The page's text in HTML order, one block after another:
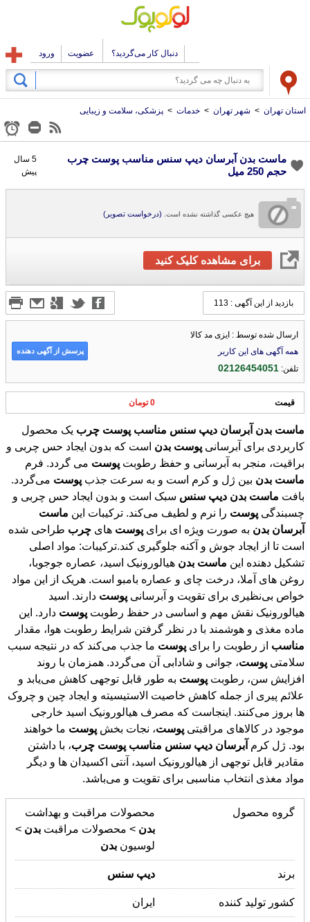
دنبال کار می‌گردید؟ عضویت ورود
استان تهران > شهر تهران > خدمات > پزشکی، سلامت و زیبایی
ماست بدن آبرسان دیپ سنس مناسب پوست چرب
حجم 250 میل
5 سال
پیش
هیچ عکسی گذاشته نشده است. (درخواست تصویر)
برای مشاهده کلیک کنید
بازدید از این آگهی : 113
ارسال شده توسط : ایزی مد کالا
همه آگهی های این کاربر
تلفن:02126454051
پرسش از آگهی دهنده
قیمت 0 تومان
ماست بدن آبرسان دیپ سنس مناسب پوست چرب یک محصول
کاربردی برای آبرسانی پوست بدن است که بدون ایجاد حس چربی و
براقیت، منجر به آبرسانی و حفظ رطوبت پوست می گردد. فرم
ماست بدن بین ژل و کرم است و به سرعت جذب پوست می‌گردد.
بافت ماست بدن دیپ سنس سبک است و بدون ایجاد حس چربی و
چسبندگی پوست را نرم و لطیف می‌کند. ترکیبات این ماست
آبرسان بدن به صورت ویژه ای برای پوست های چرب طراحی شده
است تا از ایجاد جوش و آکنه جلوگیری کند.ترکیبات: مواد اصلی
تشکیل دهنده این ماست بدن هیالورونیک اسید، عصاره جوجوبا،
روغن های آملا، درخت چای و عصاره بامبو است. هریک از این مواد
خواص بی‌نظیری برای تقویت و آبرسانی پوست دارند. اسید
هیالورونیک نقش مهم و اساسی در حفظ رطوبت پوست دارد. این
ماده مغذی و هوشمند با در نظر گرفتن شرایط رطوبت هوا، مقدار
مناسب از رطوبت را برای پوست ما جذب می‌کند که در نتیجه سبب
سلامتی پوست، جوانی و شادابی آن می‌گردد. همزمان با روند
افزایش سن، رطوبت پوست به طور قابل توجهی کاهش می‌یابد و
علائم پیری از جمله کاهش خاصیت الاستیسیته و ایجاد چین و چروک
ها بروز می‌کنند. اینجاست که مصرف هیالورونیک اسید خارجی
موجود در کالاهای مراقبتی پوست، نجات بخش پوست ما خواهند
بود. ژل کرم آبرسان دیپ سنس مناسب پوست چرب، با داشتن
مقادیر قابل توجهی از هیالورونیک اسید، آنتی اکسیدان ها و دیگر
مواد مغذی انتخاب مناسبی برای تقویت و می‌باشد.
گروه محصول
محصولات مراقبت و بهداشت
بدن > محصولات مراقبت بدن >
لوسیون بدن
برند دیپ سنس
کشور تولید کننده ایران